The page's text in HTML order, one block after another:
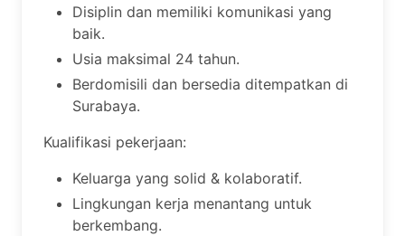
Disiplin dan memiliki komunikasi yang
baik.
Usia maksimal 24 tahun.
Berdomisili dan bersedia ditempatkan di
Surabaya.
Kualifikasi pekerjaan:
Keluarga yang solid & kolaboratif.
Lingkungan kerja menantang untuk
berkembang.